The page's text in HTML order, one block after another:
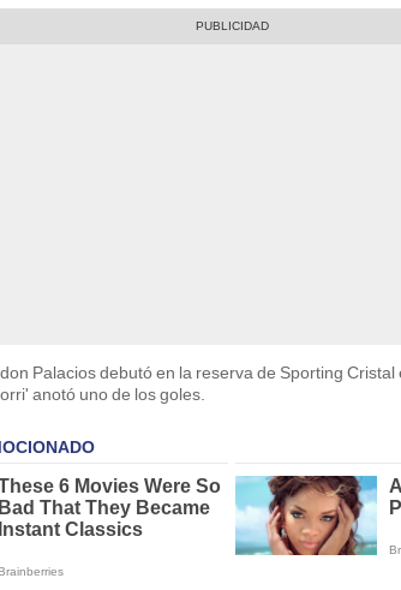
Palacios debutó en la reserva de Sporting
anotó uno de los goles.